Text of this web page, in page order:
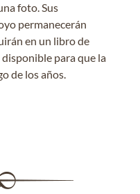
foto. Sus
permanecerán
en un libro de
para que la
de los años.